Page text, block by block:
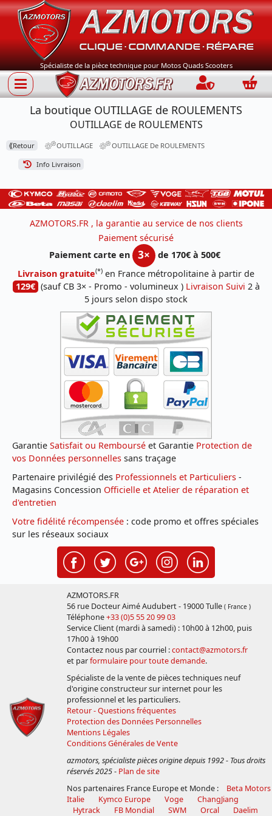
Spécialiste de la pièce technique pour Motos Quads Scooters
Connection
La boutique OUTILLAGE de ROULEMENTS
OUTILLAGE de ROULEMENTS
⟪Retour OUTILLAGE OUTILLAGE De ROULEMENTS
Info Livraison
AZMOTORS.FR , la garantie au service de nos clients
Paiement sécurisé
Paiement carte en
3×
de 170€ à 500€
Livraison gratuite(*) en France métropolitaine à partir de
129€ (sauf CB 3× - Promo - volumineux ) Livraison Suivi 2 à
5 jours selon dispo stock
Garantie Satisfait ou Remboursé et Garantie Protection de
vos Données personnelles sans traçage
Partenaire privilégié des Professionnels et Particuliers -
Magasins Concession Officielle et Atelier de réparation et
d'entretien
Votre fidélité récompensée : code promo et offres spéciales
sur les réseaux sociaux
AZMOTORS.FR
56 rue Docteur Aimé Audubert - 19000 Tulle ( France )
Téléphone+33 (0)5 55 20 99 03
Service Client (mardi à samedi) : 10h00 à 12h00, puis
17h00 à 19h00
Contactez nous par courriel :contact@azmotors.fr
et parformulaire pour toute demande.
Spécialiste de la vente de pièces techniques neuf
d'origine constructeur sur internet pour les
professionnel et les particuliers.
Retour - Questions fréquentes
Protection des Données Personnelles
Mentions Légales
Conditions Générales de Vente
azmotors, spécialiste pièces origine depuis 1992 - Tous droits
réservés 2025- Plan de site
Nos partenaires France Europe et Monde :
Beta Motors
Italie
Kymco Europe Voge
ChangJiang
Hytrack
FB Mondial SWM Orcal
Daelim